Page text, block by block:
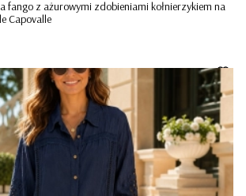
fango z ażurowymi zdobieniami kołnierzykiem na
Capovalle